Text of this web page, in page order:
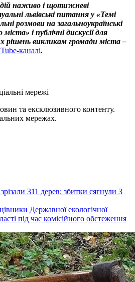
наживо і щотижневі
львівські питання у «Темі
розмови на загальноукраїнські
і публічні дискусії для
рішень викликам громади міста –
каналі.
мережі
та ексклюзивного контенту.
мережах.
311 дерев: збитки сягнули 3
Державної екологічної
під час комісійного обстеження